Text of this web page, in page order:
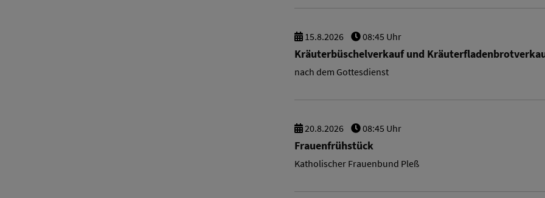
15.8.2026 08:45 Uhr
Kräuterbüschelverkauf und
nach dem Gottesdienst
20.8.2026 08:45 Uhr
Frauenfrühstück
Katholischer Frauenbund Pleß